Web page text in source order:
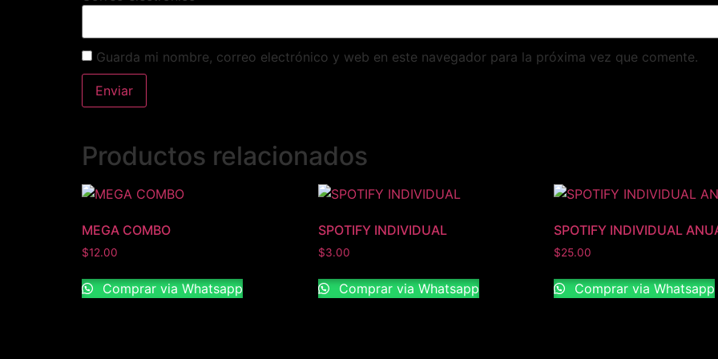
Guarda mi nombre, correo electrónico y web en este navegador para la próxima vez que comente.
Productos relacionados
MEGA COMBO
$12.00
Comprar via Whatsapp
SPOTIFY INDIVIDUAL
$3.00
Comprar via Whatsapp
SPOTIFY INDIVIDUAL
$25.00
Comprar via Whatsapp